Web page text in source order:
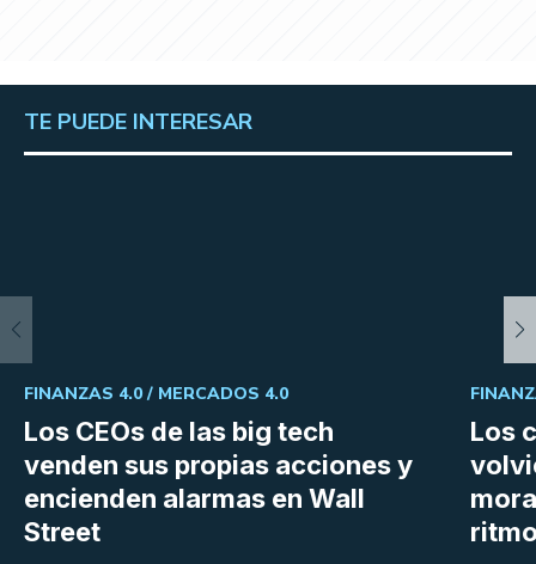
TE PUEDE INTERESAR
Los CEOs de las big tech
venden sus propias acciones y
encienden alarmas en Wall
Street
FINANZAS 4.0 / MERCADOS 4.0
Los